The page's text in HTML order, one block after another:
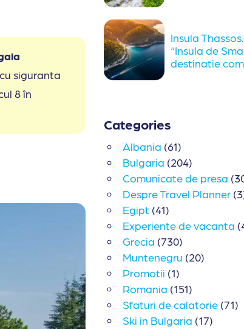
siguranta
8 în
Insula
“Insula de
destinatie
Categories
Albania (61)
Bulgaria (204)
Comunicate de presa
Despre Travel Planner
Egipt (41)
Experiente de vacanta
Grecia (730)
Muntenegru (20)
Promotii (1)
Romania (151)
Sfaturi de calatorie (71)
Ski in Bulgaria (17)